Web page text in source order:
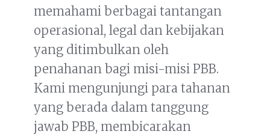
memahami berbagai tantangan
operasional, legal dan kebijakan
yang ditimbulkan oleh
penahanan bagi misi-misi PBB.
Kami mengunjungi para tahanan
yang berada dalam tanggung
jawab PBB, membicarakan